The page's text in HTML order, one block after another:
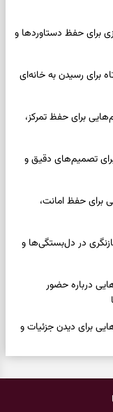
امروز پنجشنبه ۱۵ مرداد ۱۴۰۵ | روزی برای حفظ دستاوردها و
برای رسیدن به خانه‌ای
امروز پنجشنبه ۱۵ مرداد ۱۴۰۵ | پیام‌هایی برای حفظ تمرکز،
۱۵ مرداد ۱۴۰۵ | روزی برای تصمیم‌های دقیق و
۱۵ مرداد ۱۴۰۵ | پیام‌هایی برای حفظ امانت،
۱۵ مرداد ۱۴۰۵ | وقت بازنگری در دل‌بستگی‌ها و
۱۴ مرداد ۱۴۰۵ | نشانه‌هایی درباره حضور
۱۴ مرداد ۱۴۰۵ | نشانه‌هایی برای دیدن جزئیات و